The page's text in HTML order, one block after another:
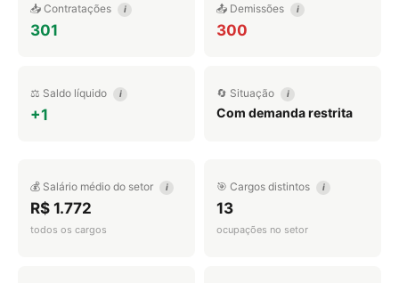
📥 Contratações i
301
📤 Demissões i
300
⚖️ Saldo líquido i
+1
🔄 Situação i
Com demanda restrita
💰 Salário médio do setor i
R$ 1.772
todos os cargos
🎯 Cargos distintos i
13
ocupações no setor